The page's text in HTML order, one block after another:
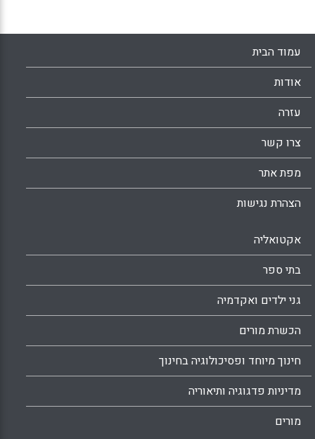
עמוד הבית
אודות
עזרה
צרו קשר
מפת אתר
הצהרת נגישות
אקטואליה
בתי ספר
גני ילדים ואקדמיה
הכשרת מורים
חינוך מיוחד ופסיכולוגיה בחינוך
מדיניות פדגוגיה ותיאוריה
מורים